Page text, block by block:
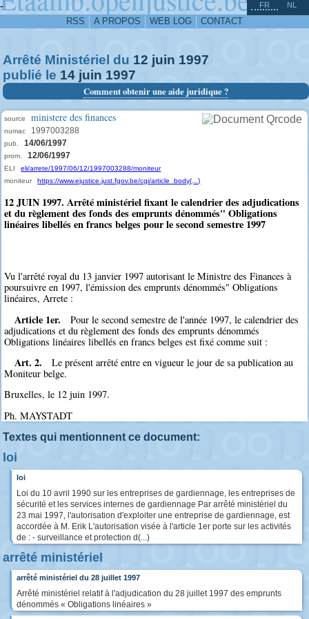
-
RSS A PROPOS WEB LOG CONTACT
FR NL
Arrêté Ministériel du 12 juin 1997
publié le 14 juin 1997
Comment obtenir une aide juridique ?
source ministere des finances
numac 1997003288
pub. 14/06/1997
prom. 12/06/1997
ELI
eli/arrete/1997/06/12/1997003288/moniteur
moniteur
https://www.ejustice.just.fgov.be/cgi/article_body(...)
12 JUIN 1997. Arrêté ministériel fixant le calendrier des adjudications
et du règlement des fonds des emprunts dénommés" Obligations
linéaires libellés en francs belges pour le second semestre 1997
Vu l'arrêté royal du 13 janvier 1997 autorisant le Ministre des Finances à
poursuivre en 1997, l'émission des emprunts dénommés" Obligations
linéaires, Arrete :
Article 1er.
Pour le second semestre de l'année 1997, le calendrier des
adjudications et du règlement des fonds des emprunts dénommés
Obligations linéaires libellés en francs belges est fixé comme suit :
Art. 2.
Le présent arrêté entre en vigueur le jour de sa publication au
Moniteur belge.
Bruxelles, le 12 juin 1997.
Ph. MAYSTADT
Textes qui mentionnent ce document:
loi
loi
Loi du 10 avril 1990 sur les entreprises de gardiennage, les entreprises de
sécurité et les services internes de gardiennage Par arrêté ministériel du
23 mai 1997, l'autorisation d'exploiter une entreprise de gardiennage, est
accordée à M. Erik L'autorisation visée à l'article 1er porte sur les activités
de : - surveillance et protection d(...)
arrêté ministériel
arrêté ministériel du 28 juillet 1997
Arrêté ministériel relatif à l'adjudication du 28 juillet 1997 des emprunts
dénommés « Obligations linéaires »
^